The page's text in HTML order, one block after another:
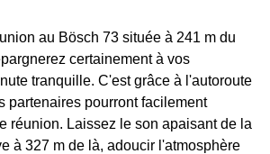
au Bösch 73 située à 241 m du
certainement à vos
tranquille. C'est grâce à l'autoroute
partenaires pourront facilement
réunion. Laissez le son apaisant de la
à 327 m de là, adoucir l'atmosphère